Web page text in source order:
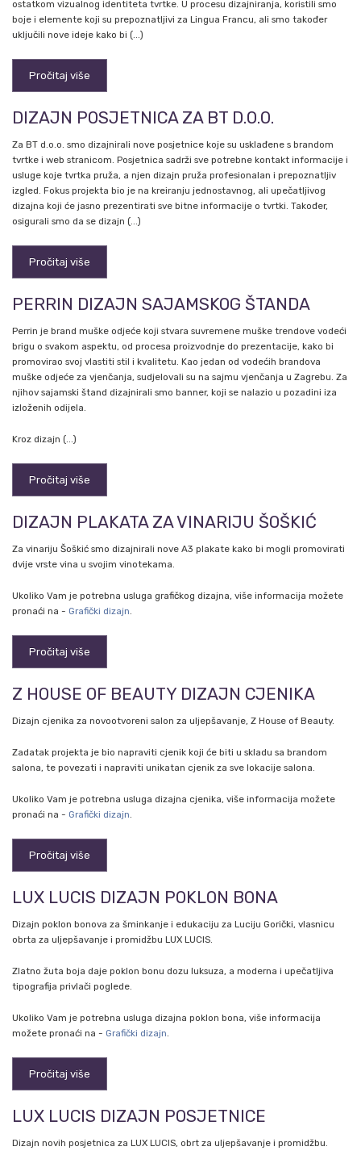
ostatkom vizualnog identiteta tvrtke. U procesu dizajniranja, koristili smo
boje i elemente koji su prepoznatljivi za Lingua Francu, ali smo također
uključili nove ideje kako bi (...)
Pročitaj više
DIZAJN POSJETNICA ZA BT D.O.O.
Za BT d.o.o. smo dizajnirali nove posjetnice koje su usklađene s brandom
tvrtke i web stranicom. Posjetnica sadrži sve potrebne kontakt informacije i
usluge koje tvrtka pruža, a njen dizajn pruža profesionalan i prepoznatljiv
izgled. Fokus projekta bio je na kreiranju jednostavnog, ali upečatljivog
dizajna koji će jasno prezentirati sve bitne informacije o tvrtki. Također,
osigurali smo da se dizajn (...)
Pročitaj više
PERRIN DIZAJN SAJAMSKOG ŠTANDA
Perrin je brand muške odjeće koji stvara suvremene muške trendove vodeći
brigu o svakom aspektu, od procesa proizvodnje do prezentacije, kako bi
promovirao svoj vlastiti stil i kvalitetu. Kao jedan od vodećih brandova
muške odjeće za vjenčanja, sudjelovali su na sajmu vjenčanja u Zagrebu. Za
njihov sajamski štand dizajnirali smo banner, koji se nalazio u pozadini iza
izloženih odijela.
Kroz dizajn (...)
Pročitaj više
DIZAJN PLAKATA ZA VINARIJU ŠOŠKIĆ
Za vinariju Šoškić smo dizajnirali nove A3 plakate kako bi mogli promovirati
dvije vrste vina u svojim vinotekama.
Ukoliko Vam je potrebna usluga grafičkog dizajna, više informacija možete
pronaći na - Grafički dizajn.
Pročitaj više
Z HOUSE OF BEAUTY DIZAJN CJENIKA
Dizajn cjenika za novootvoreni salon za uljepšavanje, Z House of Beauty.
Zadatak projekta je bio napraviti cjenik koji će biti u skladu sa brandom
salona, te povezati i napraviti unikatan cjenik za sve lokacije salona.
Ukoliko Vam je potrebna usluga dizajna cjenika, više informacija možete
pronaći na - Grafički dizajn.
Pročitaj više
LUX LUCIS DIZAJN POKLON BONA
Dizajn poklon bonova za šminkanje i edukaciju za Luciju Gorički, vlasnicu
obrta za uljepšavanje i promidžbu LUX LUCIS.
Zlatno žuta boja daje poklon bonu dozu luksuza, a moderna i upečatljiva
tipografija privlači poglede.
Ukoliko Vam je potrebna usluga dizajna poklon bona, više informacija
možete pronaći na - Grafički dizajn.
Pročitaj više
LUX LUCIS DIZAJN POSJETNICE
Dizajn novih posjetnica za LUX LUCIS, obrt za uljepšavanje i promidžbu.